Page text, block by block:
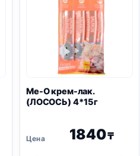
Me-O крем-лак.
(ЛОСОСЬ) 4*15г
1840₸